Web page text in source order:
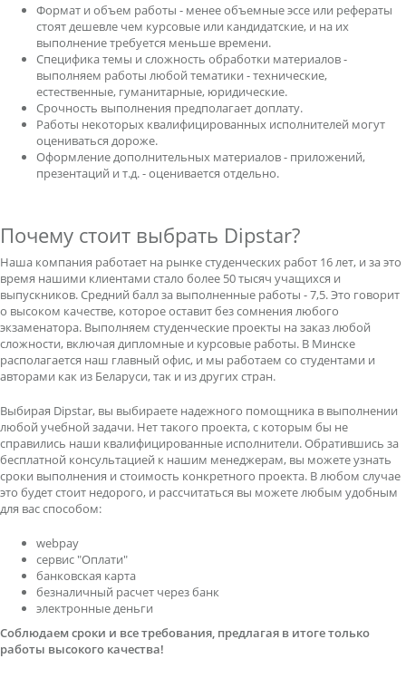
Формат и объем работы - менее объемные эссе или рефераты
стоят дешевле чем курсовые или кандидатские, и на их
выполнение требуется меньше времени.
Специфика темы и сложность обработки материалов -
выполняем работы любой тематики - технические,
естественные, гуманитарные, юридические.
Срочность выполнения предполагает доплату.
Работы некоторых квалифицированных исполнителей могут
оцениваться дороже.
Оформление дополнительных материалов - приложений,
презентаций и т.д. - оценивается отдельно.
Почему стоит выбрать Dipstar?
Наша компания работает на рынке студенческих работ 16 лет, и за это
время нашими клиентами стало более 50 тысяч учащихся и
выпускников. Средний балл за выполненные работы - 7,5. Это говорит
о высоком качестве, которое оставит без сомнения любого
экзаменатора. Выполняем студенческие проекты на заказ любой
сложности, включая дипломные и курсовые работы. В Минске
располагается наш главный офис, и мы работаем со студентами и
авторами как из Беларуси, так и из других стран.
Выбирая Dipstar, вы выбираете надежного помощника в выполнении
любой учебной задачи. Нет такого проекта, с которым бы не
справились наши квалифицированные исполнители. Обратившись за
бесплатной консультацией к нашим менеджерам, вы можете узнать
сроки выполнения и стоимость конкретного проекта. В любом случае
это будет стоит недорого, и рассчитаться вы можете любым удобным
для вас способом:
webpay
сервис "Оплати"
банковская карта
безналичный расчет через банк
электронные деньги
Соблюдаем сроки и все требования, предлагая в итоге только
работы высокого качества!